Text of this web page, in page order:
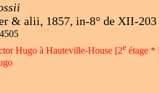
& alii, 1857, in-8° de XII-203
Hugo à Hauteville-House [2eétage *